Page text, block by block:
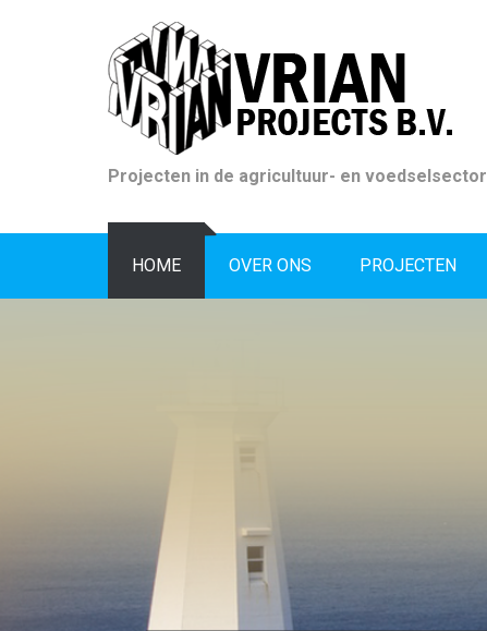
Projecten in de agricultuur- en voedselsector
HOME OVER ONS PROJECTEN